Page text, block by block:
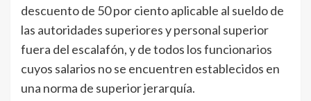
descuento de 50 por ciento aplicable al sueldo de
las autoridades superiores y personal superior
fuera del escalafón, y de todos los funcionarios
cuyos salarios no se encuentren establecidos en
una norma de superior jerarquía.